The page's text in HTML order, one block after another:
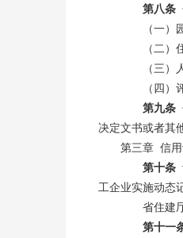
第八条
（一）园
（二）住
（三）人
（四）评
第九条
决定文书或者其
第三章 信
第十条
工企业实施动态
省住建厅
第十一